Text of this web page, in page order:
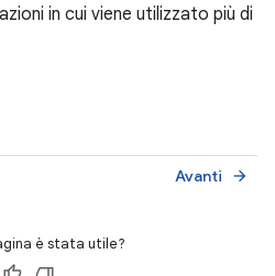
in cui viene utilizzato più di
Avanti arrow_forward
è stata utile?